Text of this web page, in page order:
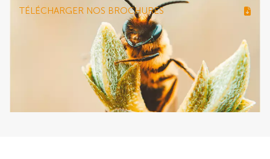
TÉLÉCHARGER NOS BROCHURES